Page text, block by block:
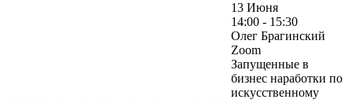
13 Июня
14:00 - 15:30
Олег Брагинский
Zoom
Запущенные в
бизнес наработки по
искусственному